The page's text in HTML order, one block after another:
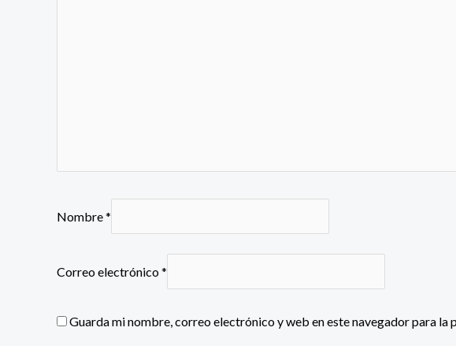
Nombre*
Correo electrónico*
Guarda mi nombre, correo electrónico y web en este navegador para la